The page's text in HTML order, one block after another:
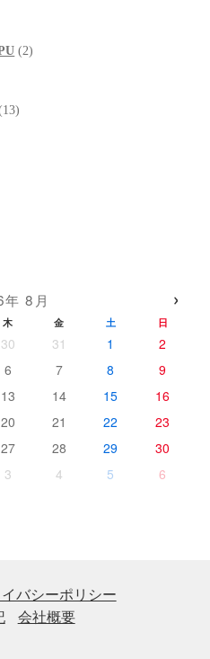
22
1313
8月 ›
木 金 土 日
30 31 1
2
6 7 8
9
13 14 15
16
20 21 22
23
27 28 29
30
3 4 5 6
バシーポリシー
会社概要